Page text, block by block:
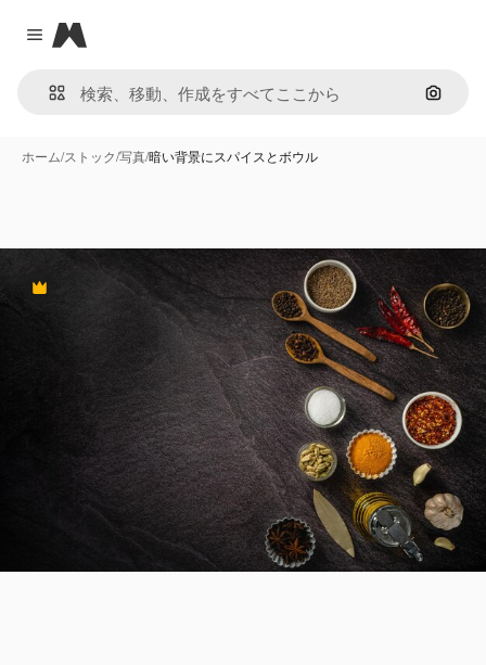
Close menu
Magnific
画像で
ホーム/ストック/写真/暗い背景にスパイスとボウル
Premium